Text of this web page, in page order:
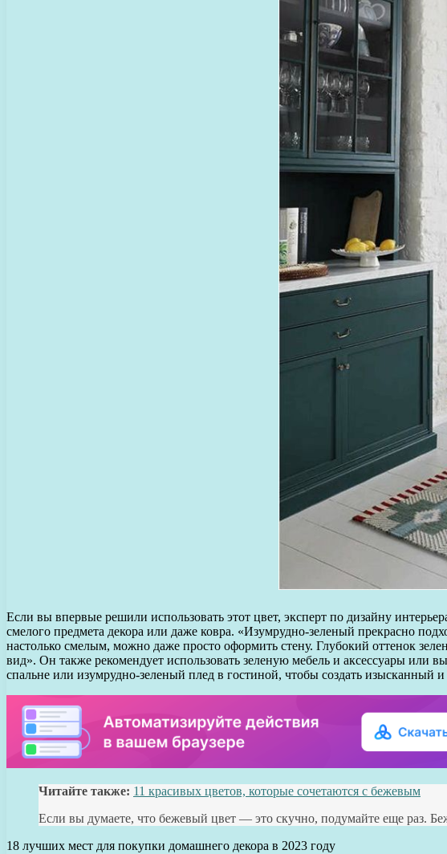
Если вы впервые решили использовать этот цвет, эксперт по дизайну
смелого предмета декора или даже ковра. «Изумрудно-зеленый прекрасно
настолько смелым, можно даже просто оформить стену. Глубокий оттенок
вид». Он также рекомендует использовать зеленую мебель и аксессуары или
спальне или изумрудно-зеленый плед в гостиной, чтобы создать изысканный
Читайте также: 11 красивых цветов, которые сочетаются с бежевым
Если вы думаете, что бежевый цвет — это скучно, подумайте еще раз.
18 лучших мест для покупки домашнего декора в 2023 году